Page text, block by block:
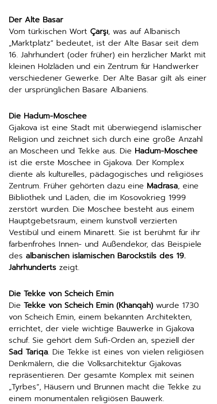
Der Alte Basar
Vom türkischen Wort Çarşı, was auf Albanisch
„Marktplatz“ bedeutet, ist der Alte Basar seit dem
16. Jahrhundert (oder früher) ein herzlicher Markt mit
kleinen Holzläden und ein Zentrum für Handwerker
verschiedener Gewerke. Der Alte Basar gilt als einer
der ursprünglichen Basare Albaniens.
Die Hadum-Moschee
Gjakova ist eine Stadt mit überwiegend islamischer
Religion und zeichnet sich durch eine große Anzahl
an Moscheen und Tekke aus. Die Hadum-Moschee
ist die erste Moschee in Gjakova. Der Komplex
diente als kulturelles, pädagogisches und religiöses
Zentrum. Früher gehörten dazu eine Madrasa, eine
Bibliothek und Läden, die im Kosovokrieg 1999
zerstört wurden. Die Moschee besteht aus einem
Hauptgebetsraum, einem kunstvoll verzierten
Vestibül und einem Minarett. Sie ist berühmt für ihr
farbenfrohes Innen- und Außendekor, das Beispiele
des albanischen islamischen Barockstils des 19.
Jahrhundertszeigt.
Die Tekke von Scheich Emin
Die Tekke von Scheich Emin (Khanqah)wurde 1730
von Scheich Emin, einem bekannten Architekten,
errichtet, der viele wichtige Bauwerke in Gjakova
schuf. Sie gehört dem Sufi-Orden an, speziell der
Sad Tariqa. Die Tekke ist eines von vielen religiösen
Denkmälern, die die Volksarchitektur Gjakovas
repräsentieren. Der gesamte Komplex mit seinen
„Tyrbes“, Häusern und Brunnen macht die Tekke zu
einem monumentalen religiösen Bauwerk.